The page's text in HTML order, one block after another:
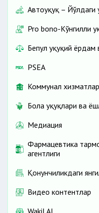
Автоҳуқуқ –
Pro bono-Кўнгилли
Бепул ҳуқуқий ёрдам
PSEA
Коммунал хизматлар
Бола ҳуқуқлари ва
Медиация
Фармацевтика
агентлиги
Қонунчиликдаги
Видео контентлар